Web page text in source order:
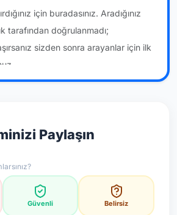
için buradasınız. Aradığınız
tarafından doğrulanmadı;
sizden sonra arayanlar için ilk
Paylaşın
Güvenli Belirsiz